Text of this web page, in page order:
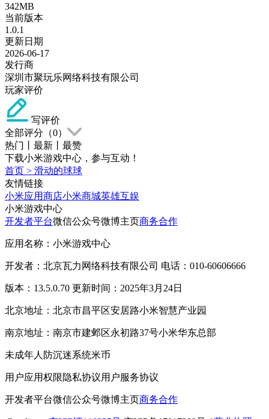
342MB
当前版本
1.0.1
更新日期
2026-06-17
发行商
深圳市聚玩乐网络科技有限公司
玩家评价
写评价
全部评分（0）
热门
最新
最赞
下载小米游戏中心，参与互动！
首页 > 滑动的球球
友情链接
小米应用商店小米商城英雄互娱
小米游戏中心
开发者平台微信公众号微博主页商务合作
应用名称：小米游戏中心
开发者：北京瓦力网络科技有限公司 电话：010-60606666
版本：13.5.0.70 更新时间：2025年3月24日
北京地址：北京市昌平区安居路小米智慧产业园
南京地址：南京市建邺区永初路37号小米华东总部
未成年人防沉迷系统米币
用户应用权限隐私协议用户服务协议
开发者平台微信公众号微博主页商务合作